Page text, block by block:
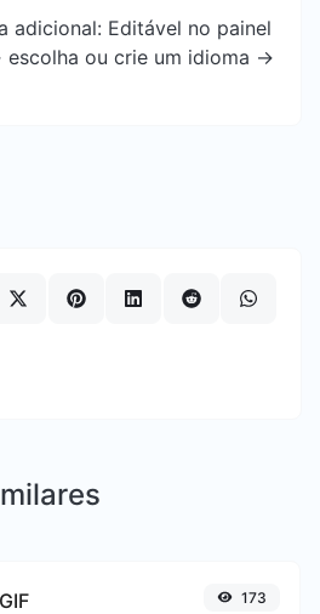
adicional: Editável no painel
escolha ou crie um idioma ->
173